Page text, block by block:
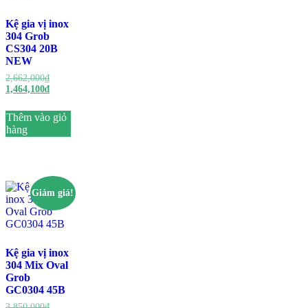
Kệ gia vị inox
304 Grob
CS304 20B
NEW
2,662,000₫Giá
gốc
2,662,000₫.
1,464,100₫Giá
tại
là:
Thêm vào giỏ
hàng
Giảm giá!
Kệ gia vị inox
304 Mix Oval
Grob
GC0304 45B